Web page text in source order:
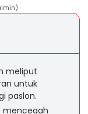
meliput
untuk
paslon.
mencegah